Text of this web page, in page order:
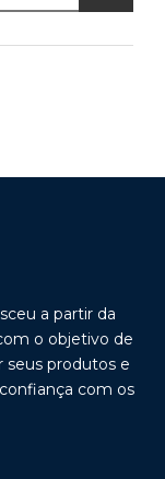
a partir da
o objetivo de
seus produtos e
com os